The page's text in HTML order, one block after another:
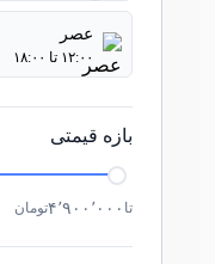
عصر
۱۲:۰۰ تا ۱۸:۰۰
بازه قیمتی
تا ۴٬۹۰۰٬۰۰۰تومان